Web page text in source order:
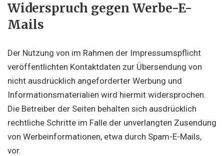
Widerspruch gegen Werbe-E-
Mails
Der Nutzung von im Rahmen der Impressumspflicht
veröffentlichten Kontaktdaten zur Übersendung von
nicht ausdrücklich angeforderter Werbung und
Informationsmaterialien wird hiermit widersprochen.
Die Betreiber der Seiten behalten sich ausdrücklich
rechtliche Schritte im Falle der unverlangten Zusendung
von Werbeinformationen, etwa durch Spam-E-Mails,
vor.